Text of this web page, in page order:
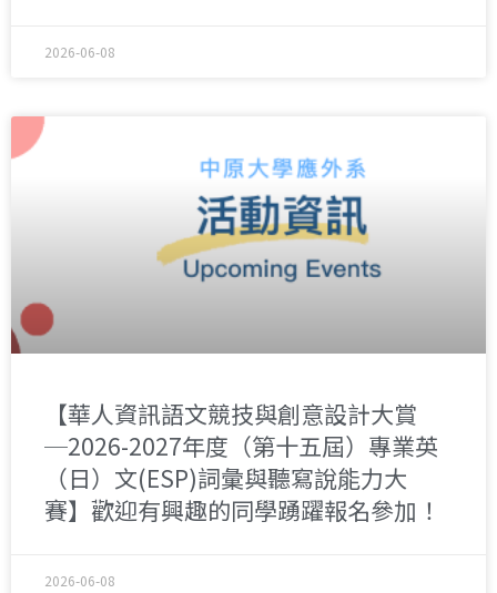
2026-06-08
【華人資訊語文競技與創意設計大賞
─2026-2027年度（第十五屆）專業英
（日）文(ESP)詞彙與聽寫說能力大
賽】歡迎有興趣的同學踴躍報名參加！
2026-06-08